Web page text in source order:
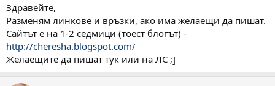
т
а
Здравейте,
Разменям линкове и връзки, ако има желаещи да пишат.
Сайтът е на 1-2 седмици (тоест блогът) -
http://cheresha.blogspot.com/
Желаещите да пишат тук или на ЛС ;]